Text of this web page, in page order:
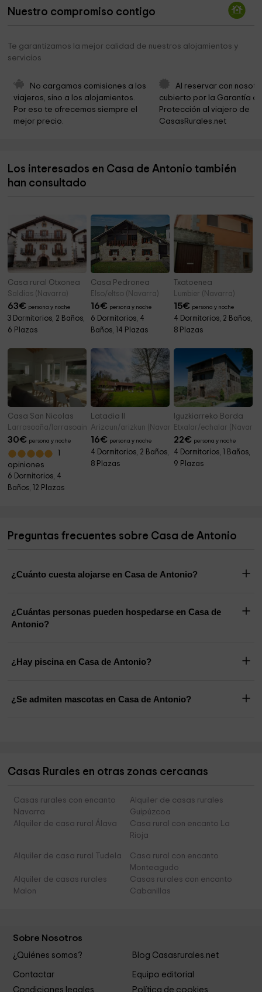
Parque Municipal 1,1 km
Ermita de Santa Quiteria
Iglesia Carisma
Parque Fotovoltaico Cascante
Excelentisimo Ayuntamiento De Cascante 4,5 km
Mancomunidad de Servicios Sociales del Valle del
Queiles
4,6 km
Nuestro compromiso contigo
Te garantizamos la mejor calidad de nuestros alojamientos y
servicios
No cargamos comisiones a los
viajeros, sino a los alojamientos.
Por eso te ofrecemos siempre el
mejor precio.
Al reservar con
cubierto por la Garantía
Protección al viajero de
CasasRurales.net
Los interesados en Casa de Antonio también
han consultado
Casa rural Otxonea
Saldias (Navarra)
63€ persona y noche
3 Dormitorios, 2 Baños,
6 Plazas
Casa Pedronea
Elso/eltso (Navarra)
16€ persona y noche
6 Dormitorios, 4
Baños, 14 Plazas
Txatoenea
Lumbier (Navarra)
15€ persona y noche
4 Dormitorios, 2 Baños,
8 Plazas
Casa San Nicolas
Larrasoaña/larrasoaina (Navarra)
30€ persona y noche
opiniones
6 Dormitorios, 4
Baños, 12 Plazas
Latadia II
Arizcun/arizkun (Navarra)
16€ persona y noche
4 Dormitorios, 2 Baños,
8 Plazas
Iguzkiarreko Borda
Etxalar/echalar (Navarra)
22€ persona y noche
4 Dormitorios, 1 Baños,
9 Plazas
Preguntas frecuentes sobre Casa de Antonio
¿Cuánto cuesta alojarse en Casa de Antonio?
¿Cuántas personas pueden hospedarse en Casa de
Antonio?
¿Hay piscina en Casa de Antonio?
¿Se admiten mascotas en Casa de Antonio?
Casas Rurales en otras zonas cercanas
Casas rurales con encanto
Navarra
Alquiler de casas rurales
Guipúzcoa
Alquiler de casa rural Álava
Casa rural con encanto La
Rioja
Alquiler de casa rural Tudela
Casa rural con encanto
Monteagudo
Alquiler de casas rurales
Malon
Casas rurales con encanto
Cabanillas
Sobre Nosotros
¿Quiénes somos? Blog Casasrurales.net
Contactar
Equipo editorial
Condiciones legales
Política de cookies